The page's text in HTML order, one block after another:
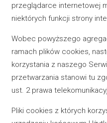
przeglądarce internetowej
niektórych funkcji strony
Wobec powyższego
ramach plików cookies,
korzystania z naszego
przetwarzania stanowi tu
ust. 2 prawa
Pliki cookies z których